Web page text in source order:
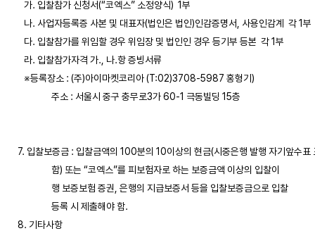
   가. 입찰참가 신청서(“코엑스” 소정양식)  1부
   나. 사업자등록증 사본 및 대표자(법인은 법인)인감증명서, 사용인감계  각 1부
   다. 입찰참가를 위임할 경우 위임장 및 법인인 경우 등기부 등본  각 1부
   라. 입찰참가자격 가., 나.항 증빙서류
   ※등록장소 : (주)아이마켓코리아 (T:02)3708-5987 홍형기)
                주소 : 서울시 중구 충무로3가 60-1 극동빌딩 15층
7. 입찰보증금 : 입찰금액의 100분의 10이상의 현금(시중은행 발행 자기앞수표
                함) 또는 “코엑스”를 피보험자로 하는 보증금액 이상의 입찰이
                행 보증보험 증권, 은행의 지급보증서 등을 입찰보증금으로 입찰
                등록 시 제출해야 함.
8. 기타사항